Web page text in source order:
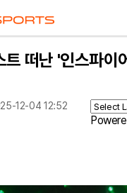
트 떠난 '인스파이
12-04 12:52